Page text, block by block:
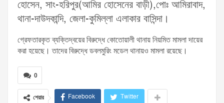
হোসেন, সাং-হরিপুর(আমির হোসেনের বাড়ী),পোঃ আমিরাবাদ,
থানা-দাউদকান্দি, জেলা-কুমিল্লা এলাকার বাসিন্দা।
গ্রেফতারকৃত ব্যক্তিদ্বয়ের বিরুদ্ধে কোতোয়ালী থানায় নিয়মিত মামলা দায়ের
করা হয়েছে। তাদের বিরুদ্ধে ডবলমুরিং মডেল থানায়ও মামলা রয়েছে।
0
শেয়ার Facebook Twitter